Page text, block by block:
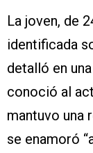
La joven, de
identificada
detalló en
conoció al
mantuvo una
se enamoró